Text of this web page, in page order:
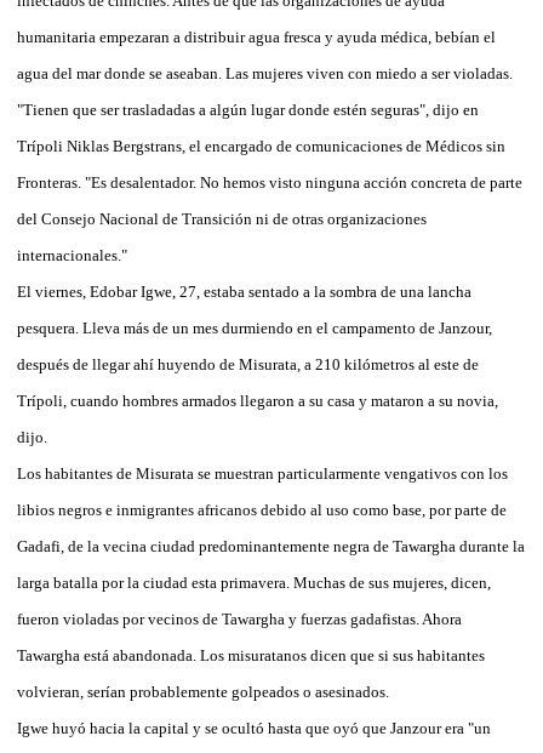
humanitaria empezaran a distribuir agua fresca y ayuda médica, bebían el
agua del mar donde se aseaban. Las mujeres viven con miedo a ser violadas.
"Tienen que ser trasladadas a algún lugar donde estén seguras", dijo en
Trípoli Niklas Bergstrans, el encargado de comunicaciones de Médicos sin
Fronteras. "Es desalentador. No hemos visto ninguna acción concreta de parte
del Consejo Nacional de Transición ni de otras organizaciones
internacionales."
El viernes, Edobar Igwe, 27, estaba sentado a la sombra de una lancha
pesquera. Lleva más de un mes durmiendo en el campamento de Janzour,
después de llegar ahí huyendo de Misurata, a 210 kilómetros al este de
Trípoli, cuando hombres armados llegaron a su casa y mataron a su novia,
dijo.
Los habitantes de Misurata se muestran particularmente vengativos con los
libios negros e inmigrantes africanos debido al uso como base, por parte de
Gadafi, de la vecina ciudad predominantemente negra de Tawargha durante la
larga batalla por la ciudad esta primavera. Muchas de sus mujeres, dicen,
fueron violadas por vecinos de Tawargha y fuerzas gadafistas. Ahora
Tawargha está abandonada. Los misuratanos dicen que si sus habitantes
volvieran, serían probablemente golpeados o asesinados.
Igwe huyó hacia la capital y se ocultó hasta que oyó que Janzour era "un